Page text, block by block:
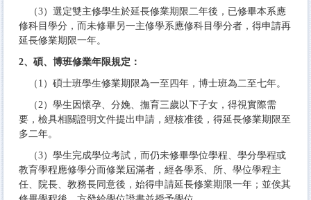
（3）選定雙主修學生於延長修業期限二年後，已修畢本系應
修科目學分，而未修畢另一主修學系應修科目學分者，得申請再
延長修業期限一年。
2、碩、博班修業年限規定：
（1）碩士班學生修業期限為一至四年，博士班為二至七年。
（2）學生因懷孕、分娩、撫育三歲以下子女，得視實際需
要，檢具相關證明文件提出申請，經核准後，得延長修業期限至
多二年。
（3）學生完成學位考試，而仍未修畢學位學程、學分學程或
教育學程應修學分而修業屆滿者，經各學系、所、學位學程主
任、院長、教務長同意後，始得申請延長修業期限一年；並俟其